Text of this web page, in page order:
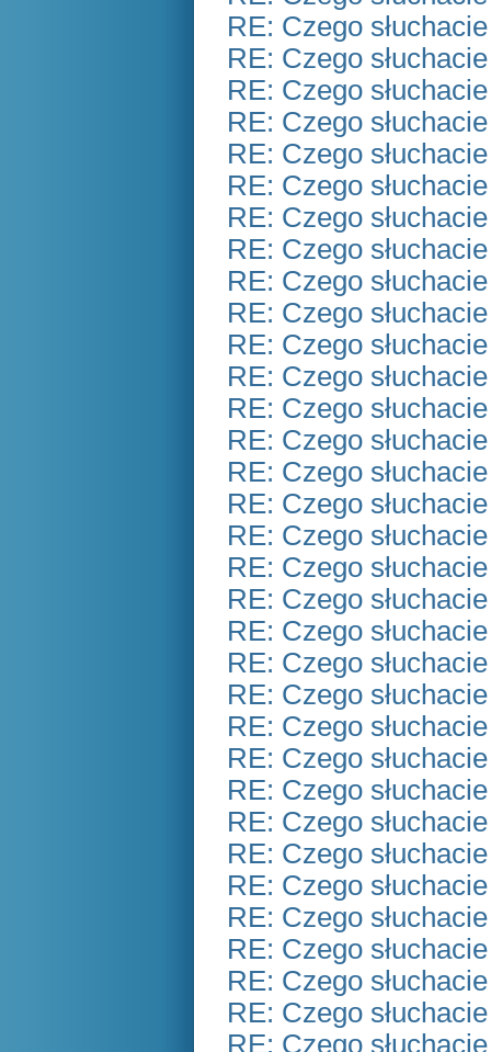
RE: Czego
RE: Czego
RE: Czego
RE: Czego
RE: Czego
RE: Czego
RE: Czego
RE: Czego
RE: Czego
RE: Czego
RE: Czego
RE: Czego
RE: Czego
RE: Czego
RE: Czego
RE: Czego
RE: Czego
RE: Czego
RE: Czego
RE: Czego
RE: Czego
RE: Czego
RE: Czego
RE: Czego
RE: Czego
RE: Czego
RE: Czego
RE: Czego
RE: Czego
RE: Czego
RE: Czego
RE: Czego
RE: Czego